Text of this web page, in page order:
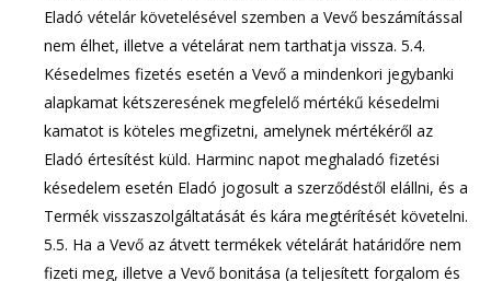
Eladó vételár követelésével szemben a Vevő beszámítással
nem élhet, illetve a vételárat nem tarthatja vissza. 5.4.
Késedelmes fizetés esetén a Vevő a mindenkori jegybanki
alapkamat kétszeresének megfelelő mértékű késedelmi
kamatot is köteles megfizetni, amelynek mértékéről az
Eladó értesítést küld. Harminc napot meghaladó fizetési
késedelem esetén Eladó jogosult a szerződéstől elállni, és a
Termék visszaszolgáltatását és kára megtérítését követelni.
5.5. Ha a Vevő az átvett termékek vételárát határidőre nem
fizeti meg, illetve a Vevő bonitása (a teljesített forgalom és